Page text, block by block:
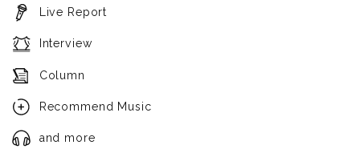
Live Report
Interview
Column
Recommend Music
and more